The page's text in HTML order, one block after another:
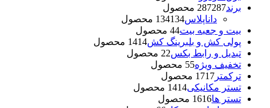
برند
287287 محصول
داناپلاس
134134 محصول
بیت و جعبه بیت 44 محصول
پولی کش و بلبرینگ کش
1414 محصول
تبدیل و رابط بکس 22 محصول
تخفیف ویژه 55 محصول
ترکمتر
1717 محصول
تستر مکانیکی
1414 محصول
تستر ها
1616 محصول